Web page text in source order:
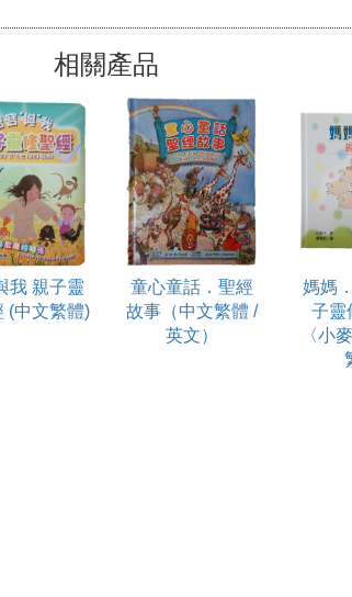
相關產品
我 親子靈
(中文繁體)
童心童話．聖經
故事（中文繁體 /
英文）
媽媽
子靈
〈小